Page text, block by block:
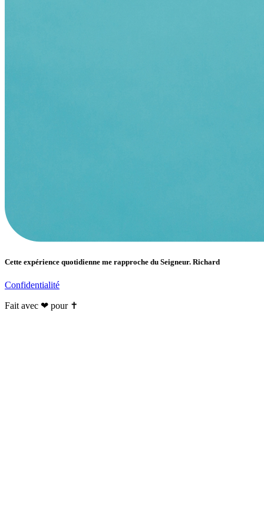
Cette expérience quotidienne me rapproche du Seigneur. Richard
Confidentialité
Fait avec ❤ pour ✝️️